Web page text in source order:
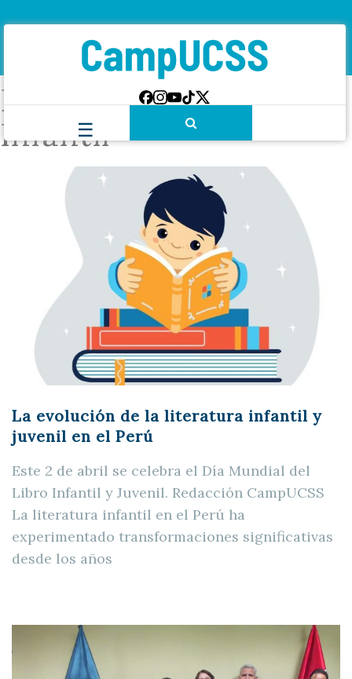
Etiqueta:Literatura
Infantil
La evolución de la literatura infantil y
juvenil en el Perú
Este 2 de abril se celebra el Día Mundial del
Libro Infantil y Juvenil. Redacción CampUCSS
La literatura infantil en el Perú ha
experimentado transformaciones significativas
desde los años